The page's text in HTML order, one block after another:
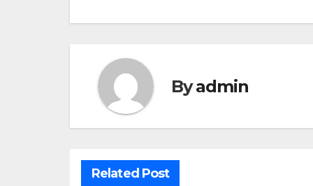
Byadmin
Related Post